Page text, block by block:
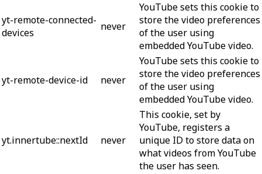
yt-remote-connected-
devices
never
YouTube sets this cookie to
store the video preferences
of the user using
embedded YouTube video.
yt-remote-device-id never
YouTube sets this cookie to
store the video preferences
of the user using
embedded YouTube video.
yt.innertube::nextId never
This cookie, set by
YouTube, registers a
unique ID to store data on
what videos from YouTube
the user has seen.